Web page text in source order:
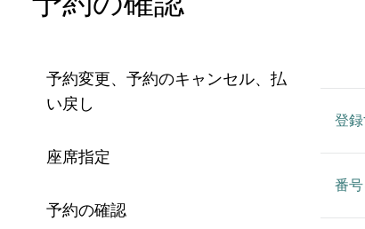
予約変更、予約のキャンセル、払
い戻し
座席指定
予約の確認
登
番